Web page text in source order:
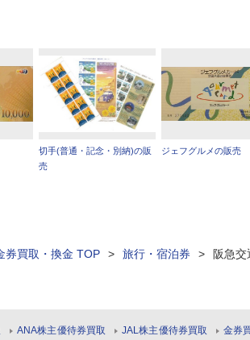
切手(普通・記念・別納)の販
売
ジェフグルメの販売
券買取・換金 TOP > 旅行・宿泊券 > 阪急
ANA株主優待券買取 JAL株主優待券買取
金券